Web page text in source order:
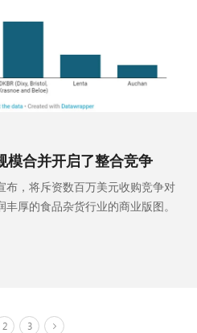
模合并开启了整合竞争
布，将斥资数百万美元收购竞争对
厚的食品杂货行业的商业版图。
2 3